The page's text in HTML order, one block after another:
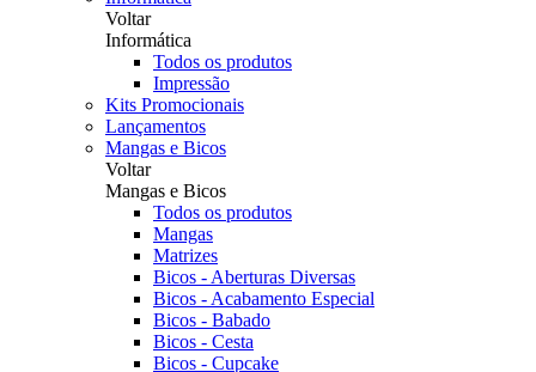
Voltar
Informática
Todos os produtos
Impressão
Kits Promocionais
Lançamentos
Mangas e Bicos
Voltar
Mangas e Bicos
Todos os produtos
Mangas
Matrizes
Bicos - Aberturas Diversas
Bicos - Acabamento Especial
Bicos - Babado
Bicos - Cesta
Bicos - Cupcake